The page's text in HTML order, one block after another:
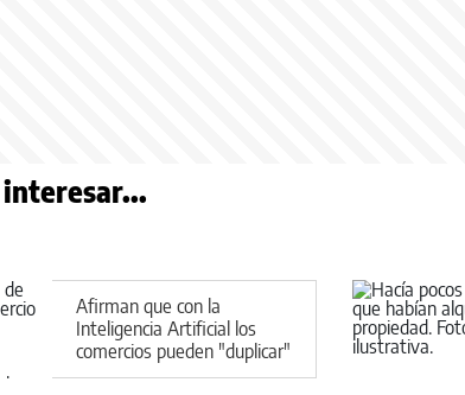
Afirman que con la
Inteligencia Artificial los
comercios pueden "duplicar"
sus ventas en 90 días